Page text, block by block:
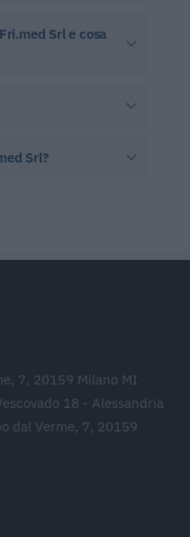
Srl e cosa
Srl?
7, 20159 Milano MI
18 - Alessandria
dal Verme, 7, 20159